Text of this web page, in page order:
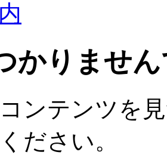
かりませ
ンテンツを
ださい。